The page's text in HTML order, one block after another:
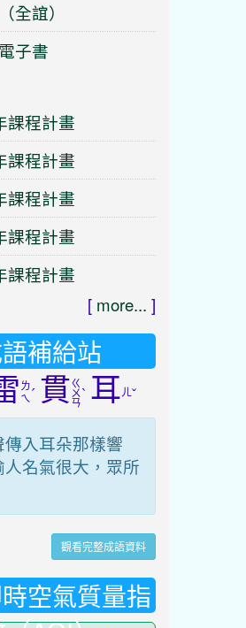
全誼）
子書
課程計畫
課程計畫
課程計畫
課程計畫
課程計畫
[ more... ]
補給站
ㄌ
ㄟˊ 貫ㄍ
ㄨ
ㄢ
ˋ 耳ㄦˇ
入耳朵那樣響
人名氣很大，眾所
觀看完整成語資料
空氣質量指